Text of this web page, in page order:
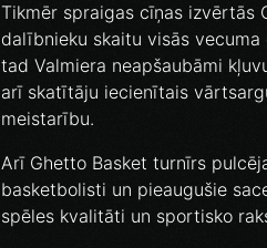
Tikmēr spraigas cīņas izvērtās
dalībnieku skaitu visās
tad Valmiera neapšaubāmi
arī skatītāju iecienītais
meistarību.
Arī Ghetto Basket turnīrs
basketbolisti un pieaugušie
spēles kvalitāti un sportisko